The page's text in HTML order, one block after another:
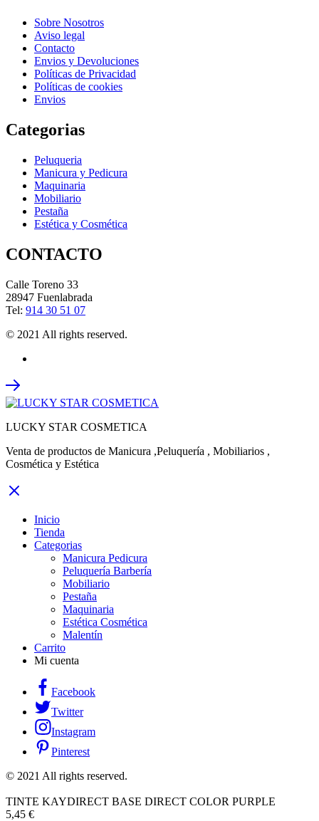
Sobre Nosotros
Aviso legal
Contacto
Envios y Devoluciones
Políticas de Privacidad
Políticas de cookies
Envios
Categorias
Peluqueria
Manicura y Pedicura
Maquinaria
Mobiliario
Pestaña
Estética y Cosmética
CONTACTO
Calle Toreno 33
28947 Fuenlabrada
Tel: 914 30 51 07
© 2021 All rights reserved.
LUCKY STAR COSMETICA
Venta de productos de Manicura ,Peluquería , Mobiliarios ,
Cosmética y Estética
Inicio
Tienda
Categorias
Manicura Pedicura
Peluquería Barbería
Mobiliario
Pestaña
Maquinaria
Estética Cosmética
Malentín
Carrito
Mi cuenta
Facebook
Twitter
Instagram
Pinterest
© 2021 All rights reserved.
TINTE KAYDIRECT BASE DIRECT COLOR PURPLE
5,45 €